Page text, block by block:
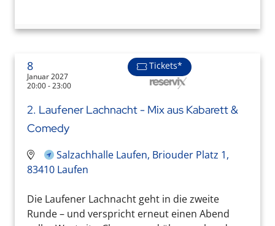
8
Januar 2027
20:00 - 23:00
Tickets*
2. Laufener Lachnacht - Mix aus Kabarett &
Comedy
Salzachhalle Laufen, Briouder Platz 1,
83410 Laufen
Die Laufener Lachnacht geht in die zweite
Runde – und verspricht erneut einen Abend